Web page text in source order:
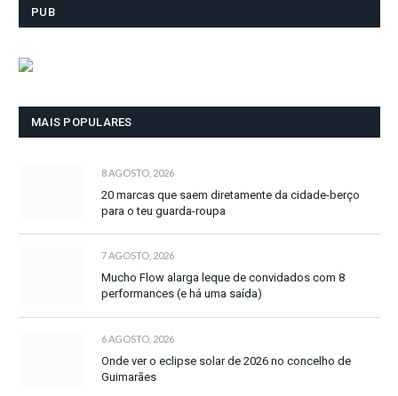
PUB
MAIS POPULARES
8 AGOSTO, 2026
20 marcas que saem diretamente da cidade-berço
para o teu guarda-roupa
7 AGOSTO, 2026
Mucho Flow alarga leque de convidados com 8
performances (e há uma saída)
6 AGOSTO, 2026
Onde ver o eclipse solar de 2026 no concelho de
Guimarães